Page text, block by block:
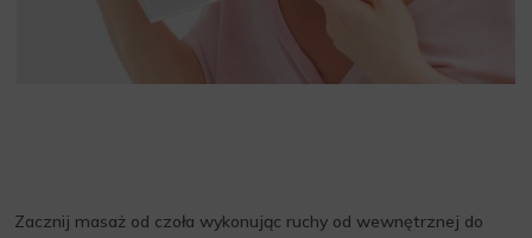
Zacznij masaż od czoła wykonując ruchy od wewnętrznej do